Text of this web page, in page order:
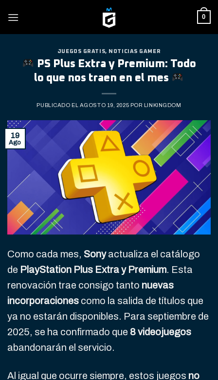
0
JUEGOS GRATIS, NOTICIAS GAMER
PS Plus Extra y Premium: Todo
lo que nos traen en el mes
PUBLICADO EL AGOSTO 19, 2025 POR LINKINGDOM
19
Ago
Como cada mes, Sonyactualiza el catálogo
de PlayStation Plus Extra y Premium. Esta
renovación trae consigo tanto nuevas
incorporaciones como la salida de títulos que
ya no estarán disponibles. Para septiembre de
2025, se ha confirmado que 8 videojuegos
abandonarán el servicio.
Al igual que ocurre siempre, estos juegos no